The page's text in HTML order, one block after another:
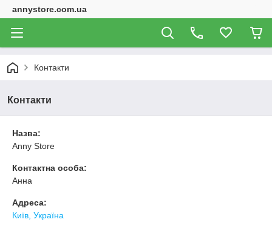
annystore.com.ua
Контакти
Контакти
Назва:
Anny Store
Контактна особа:
Анна
Адреса:
Київ, Україна